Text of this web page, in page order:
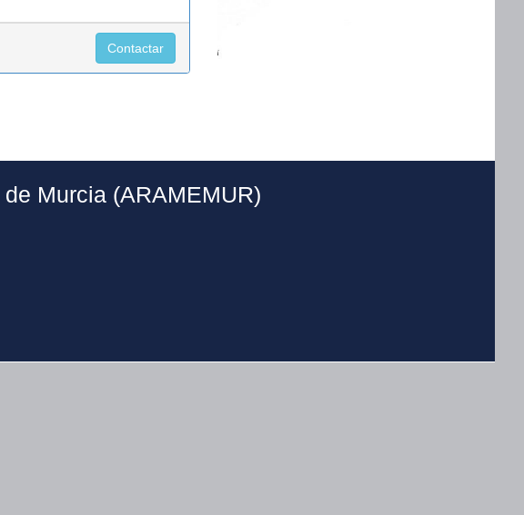
Contactar
Murcia (ARAMEMUR)